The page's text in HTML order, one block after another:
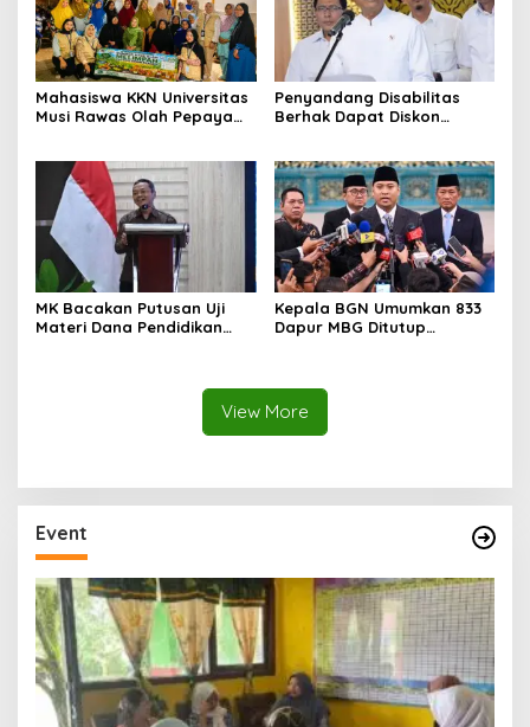
Mahasiswa KKN Universitas
Musi Rawas Olah Pepaya
Desa Air Satan
Penyandang Disabilitas
Berhak Dapat Diskon
MK Bacakan Putusan Uji
Materi Dana Pendidikan
Kepala BGN Umumkan 833
Dapur MBG Ditutup
View More
Event